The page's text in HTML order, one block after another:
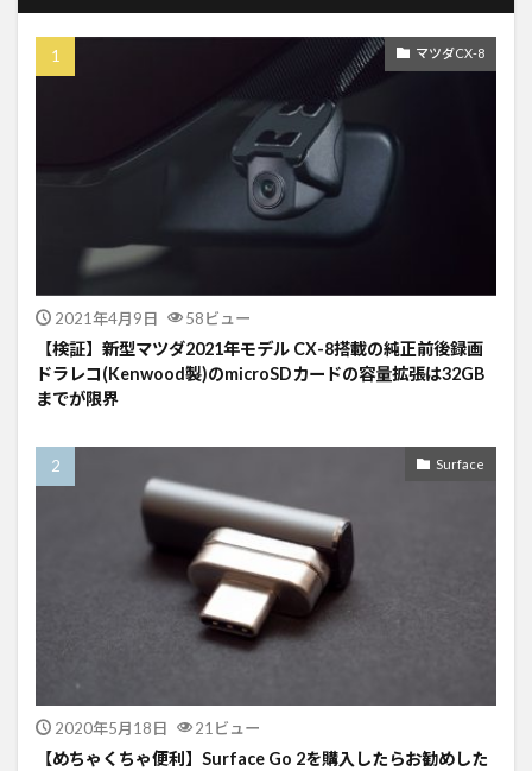
マツダCX-8
2021年4月9日 58ビュー
【検証】新型マツダ2021年モデル CX-8搭載の純正前後録画
ドラレコ(Kenwood製)のmicroSDカードの容量拡張は32GB
までが限界
Surface
2020年5月18日 21ビュー
【めちゃくちゃ便利】Surface Go 2を購入したらお勧めした